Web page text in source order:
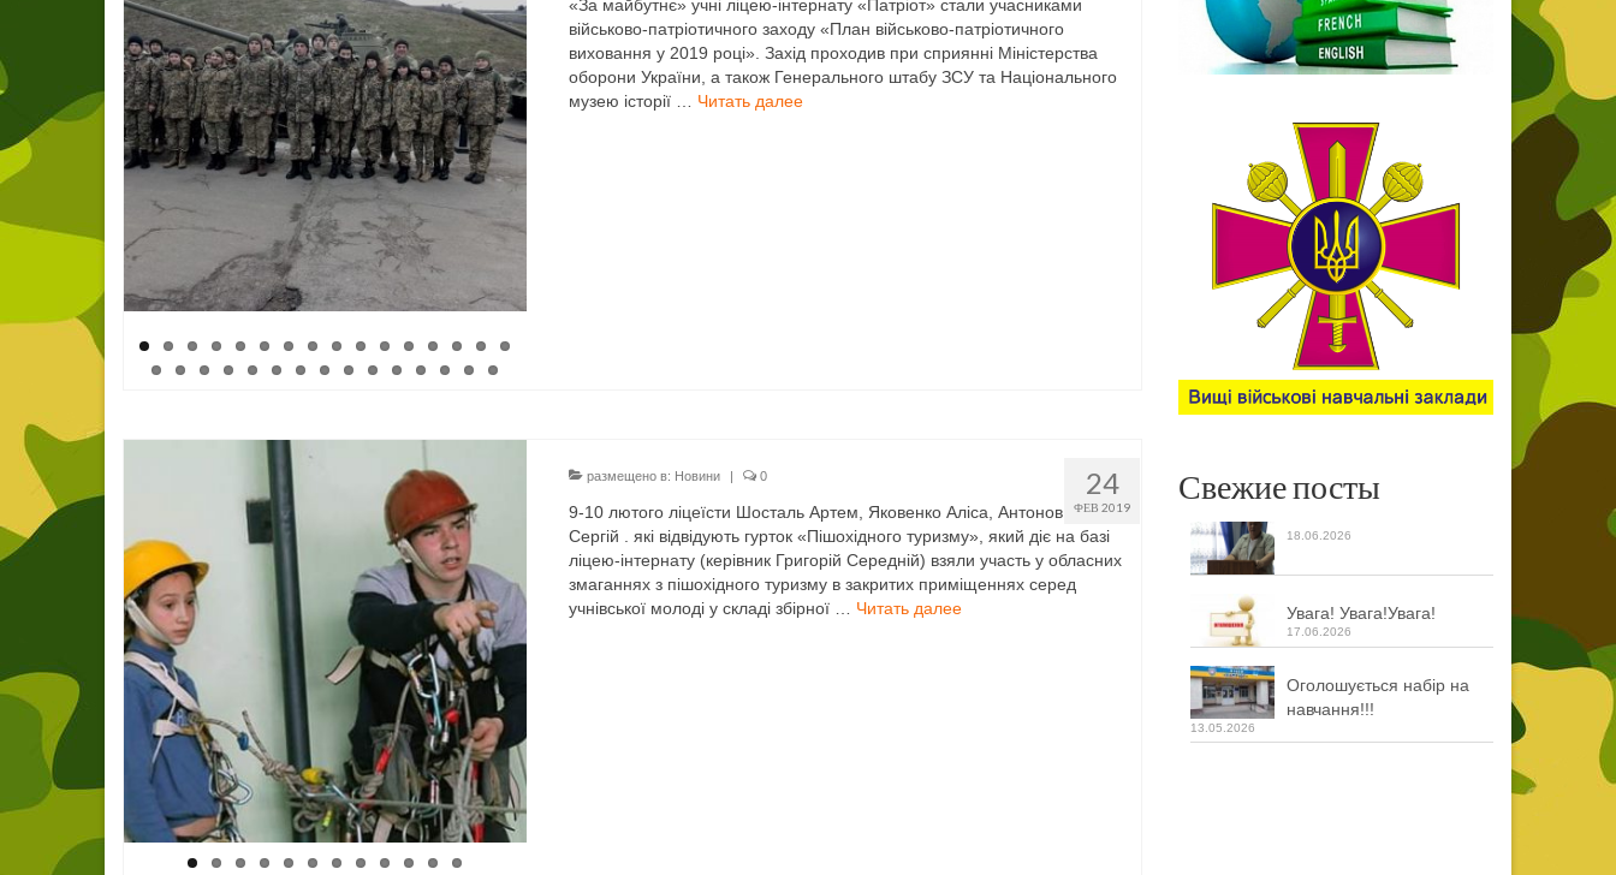
«За майбутнє» учні ліцею-інтернату «Патріот» стали учасниками
військово-патріотичного заходу «План військово-патріотичного
виховання у 2019 році». Захід проходив при сприянні Міністерства
оборони України, а також Генерального штабу ЗСУ та Національного
музею історії … Читать далее
24
ФЕВ 2019
размещено в: Новини | 0
9-10 лютого ліцеїсти Шосталь Артем, Яковенко Аліса, Антонов
Сергій . які відвідують гурток «Пішохідного туризму», який діє на базі
ліцею-інтернату (керівник Григорій Середній) взяли участь у обласних
змаганнях з пішохідного туризму в закритих приміщеннях серед
учнівської молоді у складі збірної … Читать далее
Свежие посты
18.06.2026
Увага! Увага!Увага!
17.06.2026
Оголошується набір на
навчання!!!
13.05.2026